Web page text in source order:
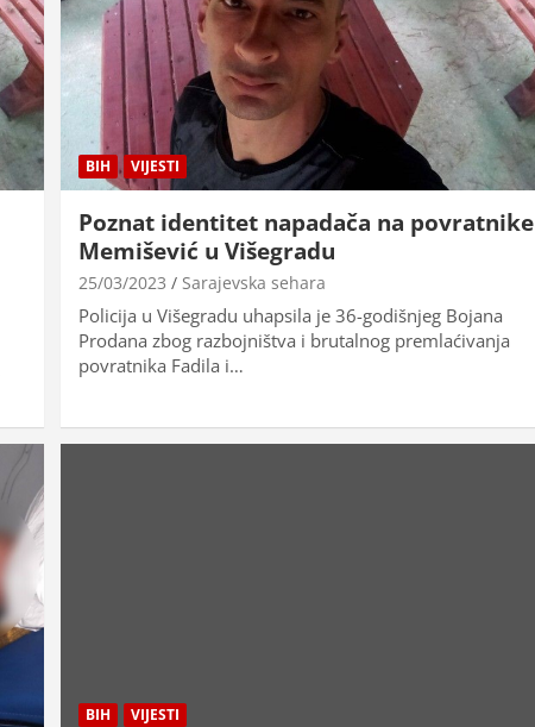
BIH VIJESTI
Poznat identitet napadača na povratnike
Memišević u Višegradu
25/03/2023 Sarajevska sehara
Policija u Višegradu uhapsila je 36-godišnjeg Bojana
Prodana zbog razbojništva i brutalnog premlaćivanja
povratnika Fadila i…
BIH VIJESTI